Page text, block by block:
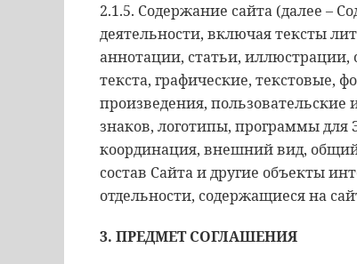
2.1.5. Содержание сайта (далее –
деятельности, включая тексты
аннотации, статьи,
текста, графические, текстовые,
произведения,
знаков, логотипы, программы для
координация, внешний вид,
состав Сайта и другие объекты
отдельности, содержащиеся на
3. ПРЕДМЕТ СОГЛАШЕНИЯ